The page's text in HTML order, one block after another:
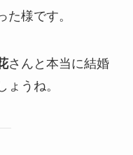
様です。
さんと本当に結婚
ょうね。